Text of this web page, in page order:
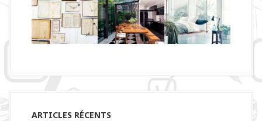
ARTICLES RÉCENTS